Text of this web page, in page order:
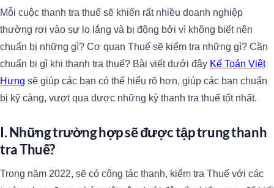
Mỗi cuộc thanh tra thuế sẽ khiến rất nhiều doanh nghiệp
thường rơi vào sự lo lắng và bị động bởi vì không biết nên
chuẩn bị những gì? Cơ quan Thuế sẽ kiểm tra những gì? Cần
chuẩn bị gì khi thanh tra thuế? Bài viết dưới đây Kế Toán Việt
Hưng sẽ giúp các bạn có thể hiểu rõ hơn, giúp các bạn chuẩn
bị kỹ càng, vượt qua được những kỳ thanh tra thuế tốt nhất.
I. Những trường hợp sẽ được tập trung thanh
tra Thuế?
Trong năm 2022, sẽ có công tác thanh, kiểm tra Thuế với các